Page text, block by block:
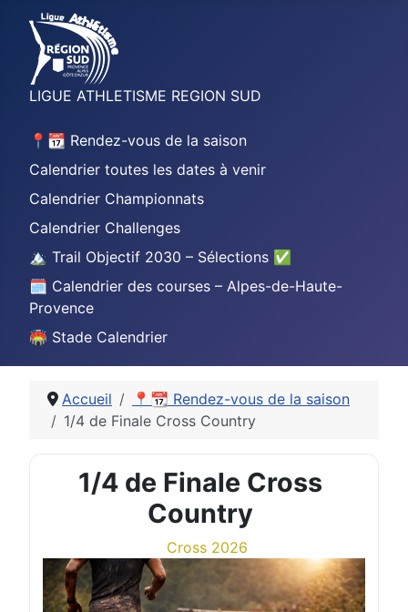
LIGUE ATHLETISME REGION SUD
📍📆 Rendez-vous de la saison
Calendrier toutes les dates à venir
Calendrier Championnats
Calendrier Challenges
🏔️ Trail Objectif 2030 – Sélections ✅
🗓️ Calendrier des courses – Alpes-de-Haute-
Provence
🏟️ Stade Calendrier
Accueil
📍📆 Rendez-vous de la saison
1/4 de Finale Cross Country
1/4 de Finale Cross
Country
Cross 2026